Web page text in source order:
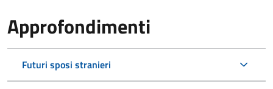
Approfondimenti
Futuri sposi stranieri